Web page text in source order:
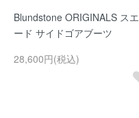
Blundstone ORIGINALS スエ
ード サイドゴアブーツ
28,600円(税込)